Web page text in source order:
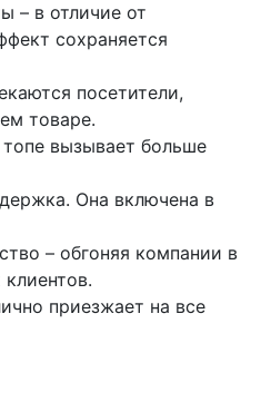
– в отличие от
сохраняется
посетители,
товаре.
вызывает больше
Она включена в
– обгоняя компании в
приезжает на все